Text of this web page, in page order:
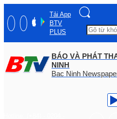
Tải App
BTV
PLUS
BÁO VÀ PHÁT
NINH
Bac Ninh